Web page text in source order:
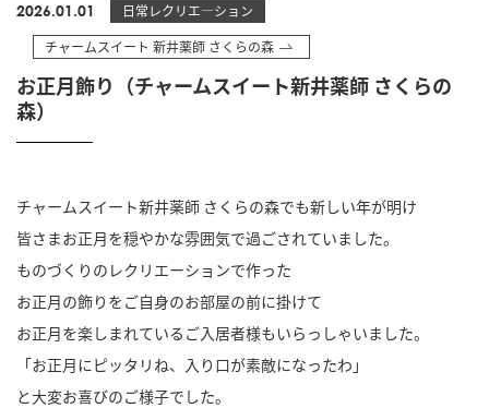
2026.01.01
日常レクリエ―ション
チャームスイート 新井薬師 さくらの森
お正月飾り（チャームスイート新井薬師 さくらの
森）
チャームスイート新井薬師 さくらの森でも新しい年が明け
皆さまお正月を穏やかな雰囲気で過ごされていました。
ものづくりのレクリエーションで作った
お正月の飾りをご自身のお部屋の前に掛けて
お正月を楽しまれているご入居者様もいらっしゃいました。
「お正月にピッタリね、入り口が素敵になったわ」
と大変お喜びのご様子でした。